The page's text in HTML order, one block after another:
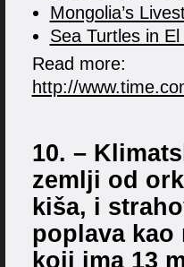
Mongolia’s
Sea Turtles in
Read more:
http://
10. –
zemlji od
kiša, i
poplava
koji ima 13